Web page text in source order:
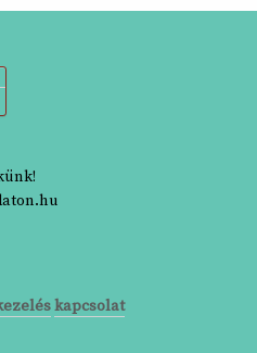
kapcsolat